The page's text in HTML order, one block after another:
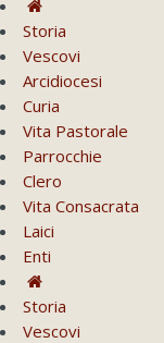
Storia
Vescovi
Arcidiocesi
Curia
Vita Pastorale
Parrocchie
Clero
Vita Consacrata
Laici
Enti
Storia
Vescovi